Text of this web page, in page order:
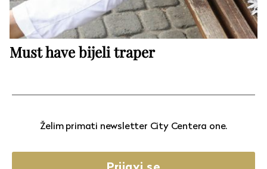
Must have bijeli traper
Želim primati newsletter City Centera one.